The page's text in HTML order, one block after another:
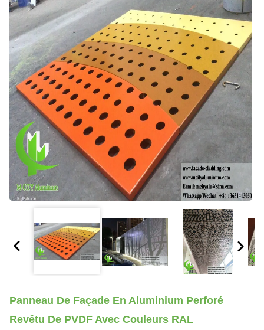
Panneau De Façade En Aluminium Perforé
Revêtu De PVDF Avec Couleurs RAL